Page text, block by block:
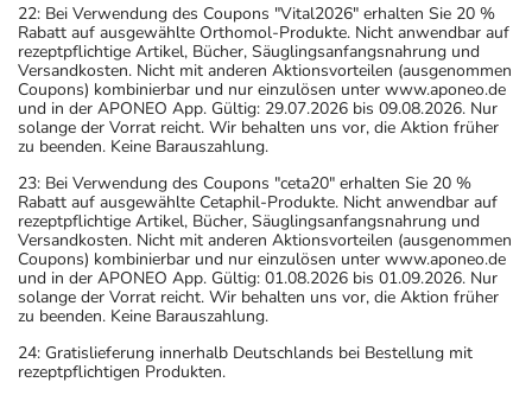
22: Bei Verwendung des Coupons "Vital2026" erhalten Sie 20 %
Rabatt auf ausgewählte Orthomol-Produkte. Nicht anwendbar auf
rezeptpflichtige Artikel, Bücher, Säuglingsanfangsnahrung und
Versandkosten. Nicht mit anderen Aktionsvorteilen (ausgenommen
Coupons) kombinierbar und nur einzulösen unter www.aponeo.de
und in der APONEO App. Gültig: 29.07.2026 bis 09.08.2026. Nur
solange der Vorrat reicht. Wir behalten uns vor, die Aktion früher
zu beenden. Keine Barauszahlung.
23: Bei Verwendung des Coupons "ceta20" erhalten Sie 20 %
Rabatt auf ausgewählte Cetaphil-Produkte. Nicht anwendbar auf
rezeptpflichtige Artikel, Bücher, Säuglingsanfangsnahrung und
Versandkosten. Nicht mit anderen Aktionsvorteilen (ausgenommen
Coupons) kombinierbar und nur einzulösen unter www.aponeo.de
und in der APONEO App. Gültig: 01.08.2026 bis 01.09.2026. Nur
solange der Vorrat reicht. Wir behalten uns vor, die Aktion früher
zu beenden. Keine Barauszahlung.
24: Gratislieferung innerhalb Deutschlands bei Bestellung mit
rezeptpflichtigen Produkten.